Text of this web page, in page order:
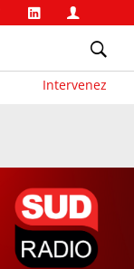
Intervenez